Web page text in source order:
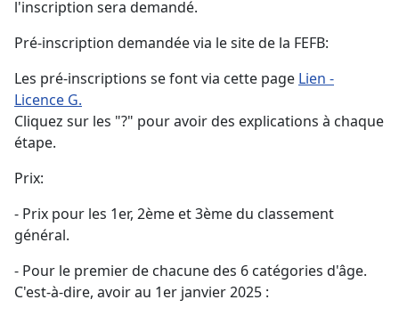
l'inscription sera demandé.
Pré-inscription demandée via le site de la FEFB:
Les pré-inscriptions se font via cette page Lien -
Licence G.
Cliquez sur les "?" pour avoir des explications à chaque
étape.
Prix:
- Prix pour les 1er, 2ème et 3ème du classement
général.
- Pour le premier de chacune des 6 catégories d'âge.
C'est-à-dire, avoir au 1er janvier 2025 :